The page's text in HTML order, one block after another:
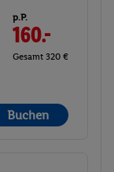
p.P.
160.-
Gesamt 320 €
Buchen